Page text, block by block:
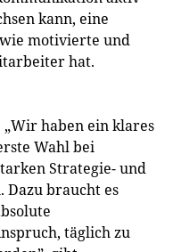
kann, eine
motivierte und
hat.
haben ein klares
Wahl bei
Strategie- und
Dazu braucht es
täglich zu